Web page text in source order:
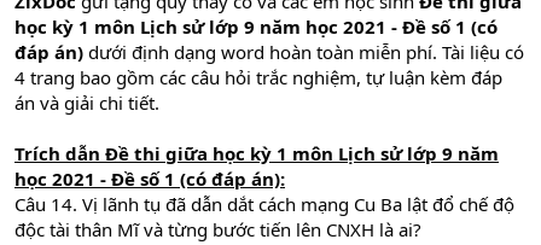
học kỳ 1 môn Lịch sử lớp 9 năm học 2021 - Đề số 1 (có
đáp án) dưới định dạng word hoàn toàn miễn phí. Tài liệu có
4 trang bao gồm các câu hỏi trắc nghiệm, tự luận kèm đáp
án và giải chi tiết.
Trích dẫn Đề thi giữa học kỳ 1 môn Lịch sử lớp 9 năm
học 2021 - Đề số 1 (có đáp án):
Câu 14. Vị lãnh tụ đã dẫn dắt cách mạng Cu Ba lật đổ chế độ
độc tài thân Mĩ và từng bước tiến lên CNXH là ai?